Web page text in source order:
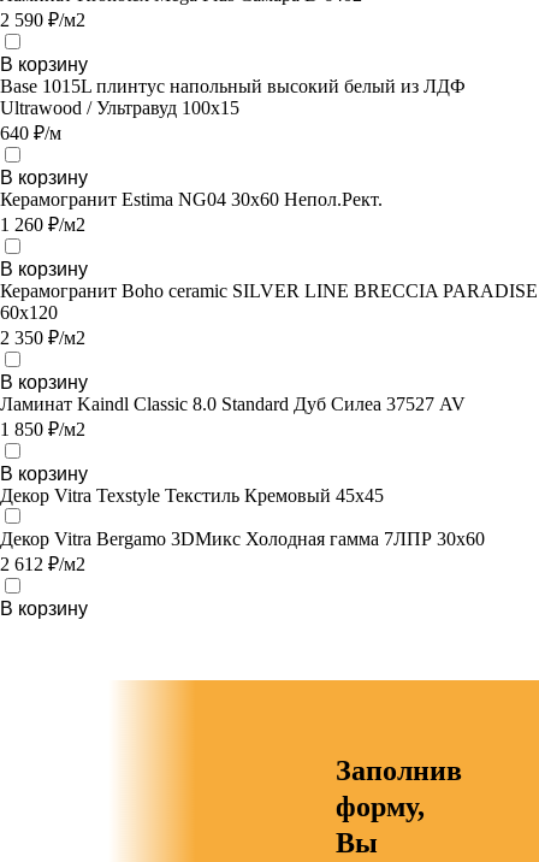
2 590 ₽/м2
В корзину
Base 1015L плинтус напольный высокий белый из ЛДФ
Ultrawood / Ультравуд 100х15
640 ₽/м
В корзину
Керамогранит Estima NG04 30x60 Непол.Рект.
1 260 ₽/м2
В корзину
Керамогранит Boho ceramic SILVER LINE BRECCIA PARADISE
60х120
2 350 ₽/м2
В корзину
Ламинат Kaindl Classic 8.0 Standard Дуб Силеа 37527 AV
1 850 ₽/м2
В корзину
Декор Vitra Texstyle Текстиль Кремовый 45х45
Декор Vitra Bergamo 3DМикс Холодная гамма 7ЛПР 30х60
2 612 ₽/м2
В корзину
Заполнив
форму,
Вы